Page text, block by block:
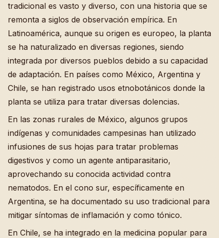
tradicional es vasto y diverso, con una historia que se
remonta a siglos de observación empírica. En
Latinoamérica, aunque su origen es europeo, la planta
se ha naturalizado en diversas regiones, siendo
integrada por diversos pueblos debido a su capacidad
de adaptación. En países como México, Argentina y
Chile, se han registrado usos etnobotánicos donde la
planta se utiliza para tratar diversas dolencias.
En las zonas rurales de México, algunos grupos
indígenas y comunidades campesinas han utilizado
infusiones de sus hojas para tratar problemas
digestivos y como un agente antiparasitario,
aprovechando su conocida actividad contra
nematodos. En el cono sur, específicamente en
Argentina, se ha documentado su uso tradicional para
mitigar síntomas de inflamación y como tónico.
En Chile, se ha integrado en la medicina popular para